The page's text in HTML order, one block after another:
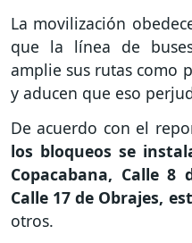
La movilización
que la línea de
amplie sus rutas como
y aducen que eso
De acuerdo con el
los bloqueos se
Copacabana, Calle 8
Calle 17 de Obrajes,
otros.